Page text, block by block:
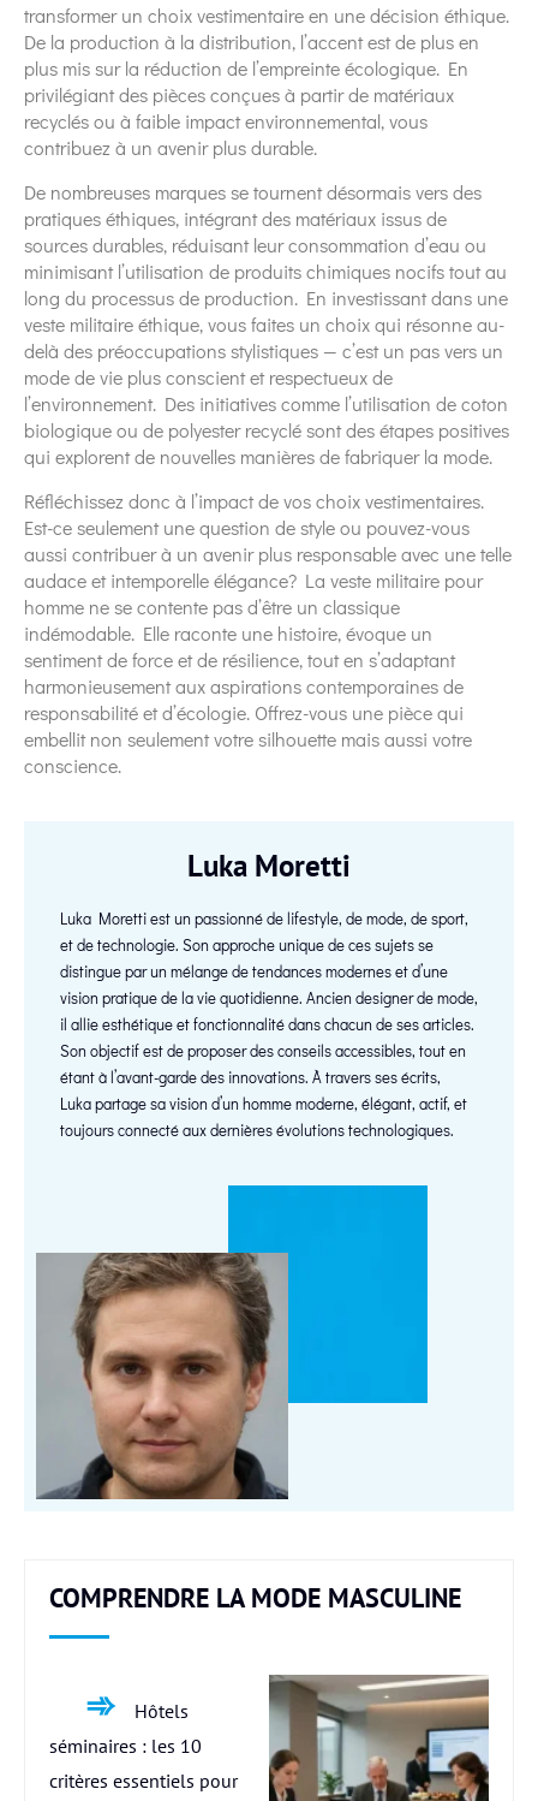
transformer un choix vestimentaire en une décision éthique.
De la production à la distribution, l’accent est de plus en
plus mis sur la réduction de l’empreinte écologique. En
privilégiant des pièces conçues à partir de matériaux
recyclés ou à faible impact environnemental, vous
contribuez à un avenir plus durable.
De nombreuses marques se tournent désormais vers des
pratiques éthiques, intégrant des matériaux issus de
sources durables, réduisant leur consommation d’eau ou
minimisant l’utilisation de produits chimiques nocifs tout au
long du processus de production. En investissant dans une
veste militaire éthique, vous faites un choix qui résonne au-
delà des préoccupations stylistiques — c’est un pas vers un
mode de vie plus conscient et respectueux de
l’environnement. Des initiatives comme l’utilisation de coton
biologique ou de polyester recyclé sont des étapes positives
qui explorent de nouvelles manières de fabriquer la mode.
Réfléchissez donc à l’impact de vos choix vestimentaires.
Est-ce seulement une question de style ou pouvez-vous
aussi contribuer à un avenir plus responsable avec une telle
audace et intemporelle élégance? La veste militaire pour
homme ne se contente pas d’être un classique
indémodable. Elle raconte une histoire, évoque un
sentiment de force et de résilience, tout en s’adaptant
harmonieusement aux aspirations contemporaines de
responsabilité et d’écologie. Offrez-vous une pièce qui
embellit non seulement votre silhouette mais aussi votre
conscience.
Luka Moretti
Luka Moretti est un passionné de lifestyle, de mode, de sport,
et de technologie. Son approche unique de ces sujets se
distingue par un mélange de tendances modernes et d’une
vision pratique de la vie quotidienne. Ancien designer de mode,
il allie esthétique et fonctionnalité dans chacun de ses articles.
Son objectif est de proposer des conseils accessibles, tout en
étant à l’avant-garde des innovations. À travers ses écrits,
Luka partage sa vision d’un homme moderne, élégant, actif, et
toujours connecté aux dernières évolutions technologiques.
COMPRENDRE LA MODE MASCULINE
Hôtels
séminaires : les 10
critères essentiels pour